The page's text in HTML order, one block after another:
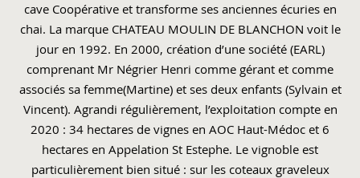
cave Coopérative et transforme ses anciennes écuries en
chai. La marque CHATEAU MOULIN DE BLANCHON voit le
jour en 1992. En 2000, création d’une société (EARL)
comprenant Mr Négrier Henri comme gérant et comme
associés sa femme(Martine) et ses deux enfants (Sylvain et
Vincent). Agrandi régulièrement, l’exploitation compte en
2020 : 34 hectares de vignes en AOC Haut-Médoc et 6
hectares en Appelation St Estephe. Le vignoble est
particulièrement bien situé : sur les coteaux graveleux